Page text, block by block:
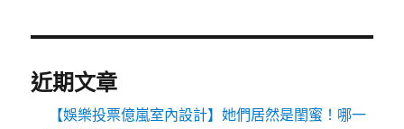
近期文章
【娛樂投票億嵐室內設計】她們居然是閨蜜！哪一